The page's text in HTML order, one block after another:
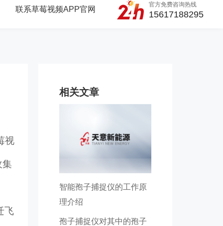
联系草莓视频APP官网
官方免费咨询热线
15617188295
视
集
飞
相关文章
智能孢子捕捉仪的工作原
理介绍
孢子捕捉仪对其中的孢子